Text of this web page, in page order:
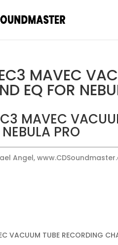
MAVEC
EQ FOR
MAVEC
PRO
Angel,
VACUUM TUBE RECORDING